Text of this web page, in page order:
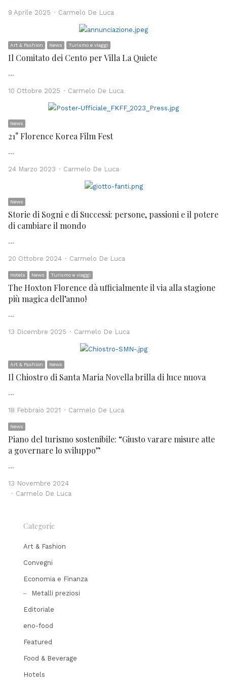
9 Aprile 2025 Author
Carmelo De Luca
Art & Fashion News Turismo e viaggi
Il Comitato dei Cento per Villa La Quiete
…
10 Ottobre 2025 Author
Carmelo De Luca
News
21° Florence Korea Film Fest
…
24 Marzo 2023 Author
Carmelo De Luca
News
Storie di Sogni e di Successi: persone, passioni e il potere
di cambiare il mondo
…
20 Ottobre 2024 Author
Carmelo De Luca
Hotels News Turismo e viaggi
The Hoxton Florence dà ufficialmente il via alla stagione
più magica dell’anno!
…
13 Dicembre 2025 Author
Carmelo De Luca
Art & Fashion News
Il Chiostro di Santa Maria Novella brilla di luce nuova
…
18 Febbraio 2021 Author
Carmelo De Luca
News
Piano del turismo sostenibile: “Giusto varare misure atte
a governare lo sviluppo”
…
13 Novembre 2024
Author
Carmelo De Luca
Categorie
Art & Fashion
Convegni
Economia e Finanza
Metalli preziosi
Editoriale
eno-food
Featured
Food & Beverage
Hotels